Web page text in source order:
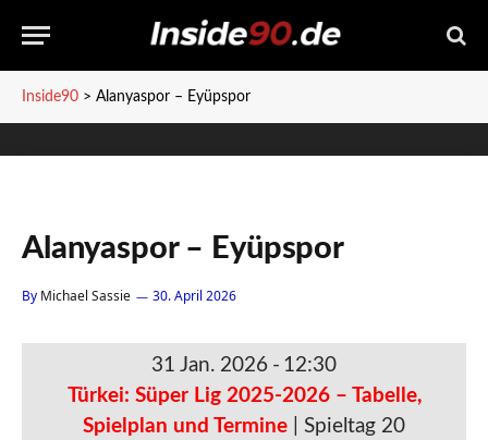
Inside90 > Alanyaspor – Eyüpspor
Alanyaspor – Eyüpspor
By Michael Sassie 30. April 2026
31 Jan. 2026 - 12:30
Türkei: Süper Lig 2025-2026 – Tabelle,
Spielplan und Termine
| Spieltag 20